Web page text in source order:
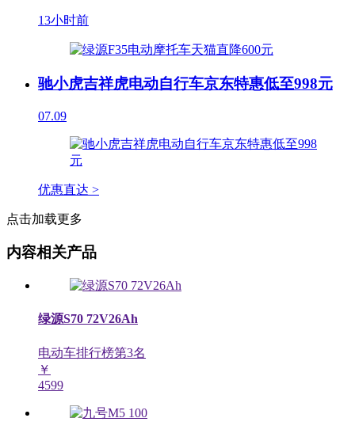
13小时前
驰小虎吉祥虎电动自行车京东特惠低至998元
07.09
优惠直达 >
点击加载更多
内容相关产品
绿源S70 72V26Ah
电动车排行榜第3名
￥
4599